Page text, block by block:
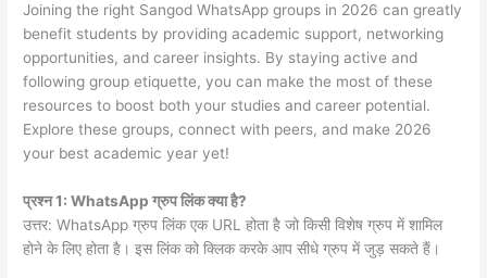
Joining the right Sangod WhatsApp groups in 2026 can greatly
benefit students by providing academic support, networking
opportunities, and career insights. By staying active and
following group etiquette, you can make the most of these
resources to boost both your studies and career potential.
Explore these groups, connect with peers, and make 2026
your best academic year yet!
प्रश्न 1: WhatsApp ग्रुप लिंक क्या है?
उत्तर: WhatsApp ग्रुप लिंक एक URL होता है जो किसी विशेष ग्रुप में शामिल
होने के लिए होता है। इस लिंक को क्लिक करके आप सीधे ग्रुप में जुड़ सकते हैं।